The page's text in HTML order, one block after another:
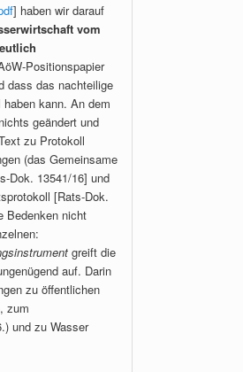
] haben wir darauf
vom
Positionspapier
dass das nachteilige
kann. An dem
geändert und
zu Protokoll
(das Gemeinsame
Dok. 13541/16] und
[Rats-Dok.
Bedenken nicht
greift die
auf. Darin
zu öffentlichen
zum
und zu Wasser